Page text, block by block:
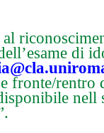
al
di
fronte/
nell